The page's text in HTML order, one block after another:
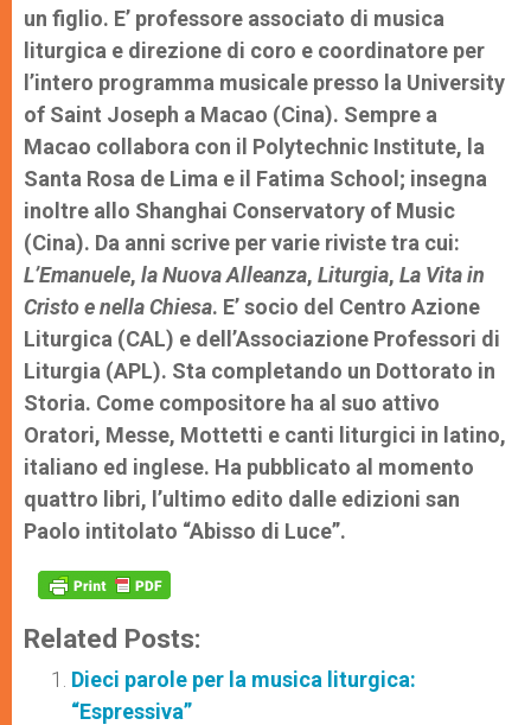
un figlio. E’ professore associato di musica
liturgica e direzione di coro e coordinatore per
l’intero programma musicale presso la University
of Saint Joseph a Macao (Cina). Sempre a
Macao collabora con il Polytechnic Institute, la
Santa Rosa de Lima e il Fatima School; insegna
inoltre allo Shanghai Conservatory of Music
(Cina). Da anni scrive per varie riviste tra cui:
L’Emanuele, la Nuova Alleanza, Liturgia, La Vita in
Cristo e nella Chiesa. E’ socio del Centro Azione
Liturgica (CAL) e dell’Associazione Professori di
Liturgia (APL). Sta completando un Dottorato in
Storia. Come compositore ha al suo attivo
Oratori, Messe, Mottetti e canti liturgici in latino,
italiano ed inglese. Ha pubblicato al momento
quattro libri, l’ultimo edito dalle edizioni san
Paolo intitolato “Abisso di Luce”.
Related Posts:
Dieci parole per la musica liturgica:
“Espressiva”